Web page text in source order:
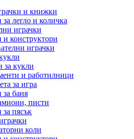
и книжки
легло и количка
играчки
и конструктори
играчки
за кукли
и работилници
за игра
за баня
писти
за пясък
коли